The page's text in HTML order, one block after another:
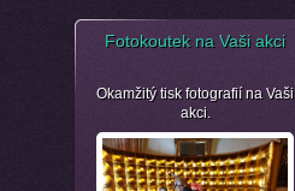
Fotokoutek na Vaši akci
Okamžitý tisk fotografií na Vaši
akci.